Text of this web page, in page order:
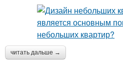
читать дальше →